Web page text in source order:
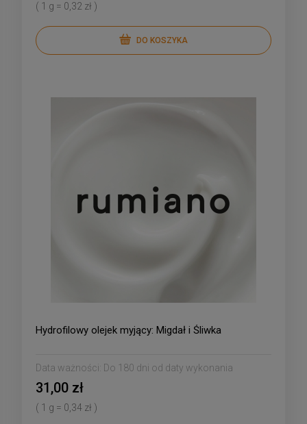
( 1 g = 0,32 zł )
DO KOSZYKA
Hydrofilowy olejek myjący: Migdał i Śliwka
Data ważności: Do 180 dni od daty wykonania
31,00 zł
( 1 g = 0,34 zł )